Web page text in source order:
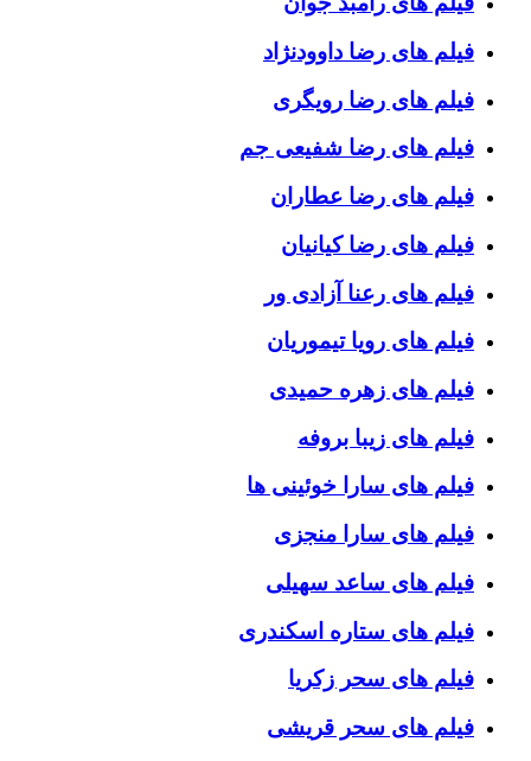
فیلم های رضا داوودنژاد
فیلم های رضا رویگری
فیلم های رضا شفیعی جم
فیلم های رضا عطاران
فیلم های رضا کیانیان
فیلم های رعنا آزادی ور
فیلم های رویا تیموریان
فیلم های زهره حمیدی
فیلم های زیبا بروفه
فیلم های سارا خوئینی ها
فیلم های سارا منجزی
فیلم های ساعد سهیلی
فیلم های ستاره اسکندری
فیلم های سحر زکریا
فیلم های سحر قریشی